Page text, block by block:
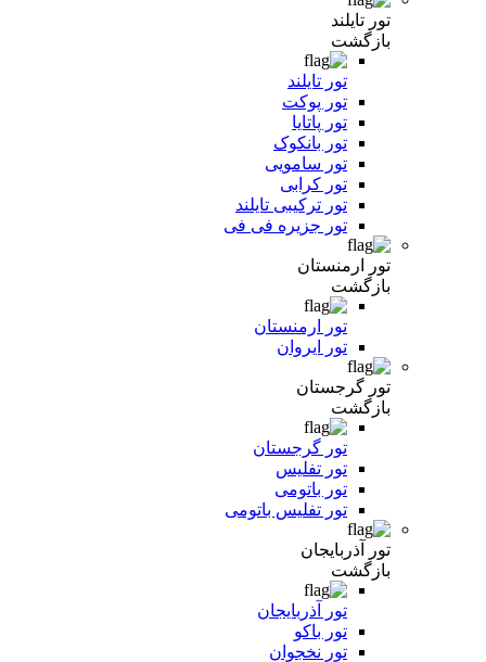
تور تایلند
بازگشت
تور تایلند
تور پوکت
تور پاتایا
تور بانکوک
تور سامویی
تور کرابی
تور ترکیبی تایلند
تور جزیره فی فی
تور ارمنستان
بازگشت
تور ارمنستان
تور ایروان
تور گرجستان
بازگشت
تور گرجستان
تور تفلیس
تور باتومی
تور تفلیس باتومی
تور آذربایجان
بازگشت
تور آذربایجان
تور باکو
تور نخجوان